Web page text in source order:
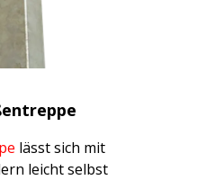
lässt sich mit
leicht selbst